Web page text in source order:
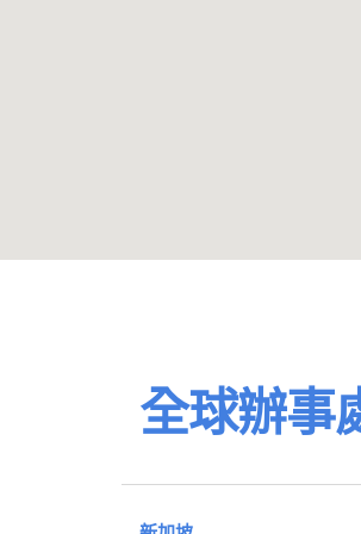
全球辦事